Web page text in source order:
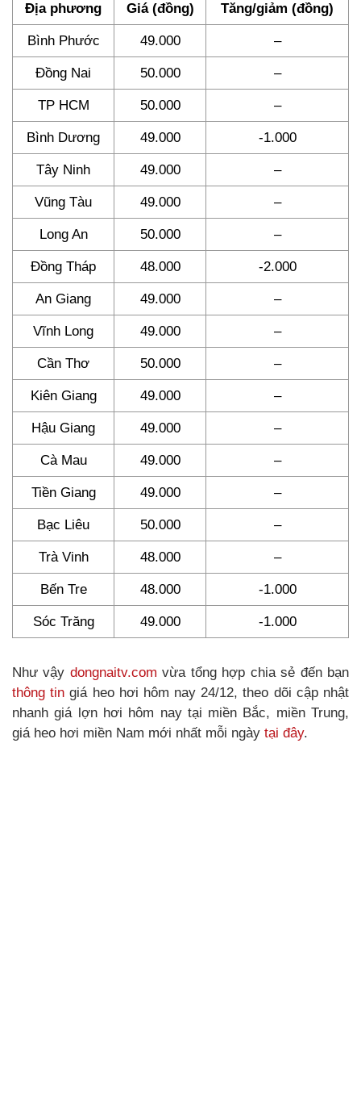
Địa phương Giá (đồng) Tăng/giảm (đồng)
Bình Phước 49.000 –
Đồng Nai 50.000 –
TP HCM 50.000 –
Bình Dương 49.000 -1.000
Tây Ninh 49.000 –
Vũng Tàu 49.000 –
Long An 50.000 –
Đồng Tháp 48.000 -2.000
An Giang 49.000 –
Vĩnh Long 49.000 –
Cần Thơ 50.000 –
Kiên Giang 49.000 –
Hậu Giang 49.000 –
Cà Mau 49.000 –
Tiền Giang 49.000 –
Bạc Liêu 50.000 –
Trà Vinh 48.000 –
Bến Tre 48.000 -1.000
Sóc Trăng 49.000 -1.000
Như vậy dongnaitv.com vừa tổng hợp chia sẻ đến bạn
thông tin giá heo hơi hôm nay 24/12, theo dõi cập nhật
nhanh giá lợn hơi hôm nay tại miền Bắc, miền Trung,
giá heo hơi miền Nam mới nhất mỗi ngày tại đây.